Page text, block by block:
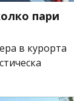
пари
в курорта